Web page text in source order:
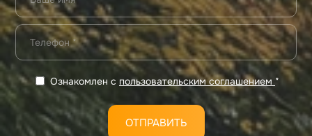
Ознакомлен с пользовательским соглашением *
ОТПРАВИТЬ